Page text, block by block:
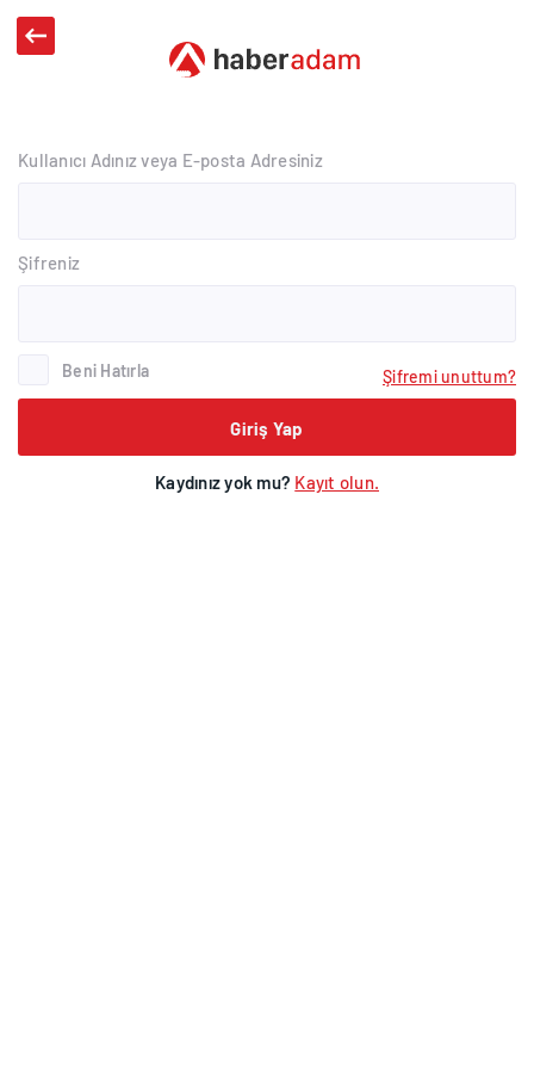
Kullanıcı Adınız veya E-posta Adresiniz
Şifreniz
Beni Hatırla Şifremi unuttum?
Giriş Yap
Kaydınız yok mu? Kayıt olun.